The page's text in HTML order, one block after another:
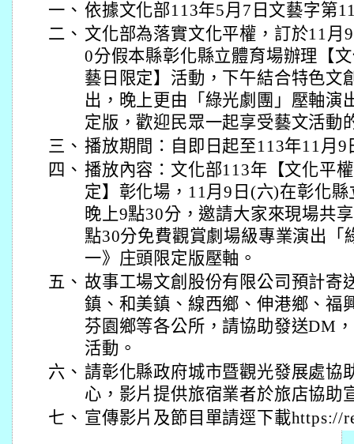
一、 依據文化部113年5月7日文藝字第
二、 文化部為落實文化平權，訂於11月
0分假本縣彰化縣立體育場辦理【
藝日限定】活動，下午結合特色文
出，晚上更由「綠光劇團」壓軸演
定版，歡迎民眾一起享受藝文活動
三、 播放期間：自即日起至113年11月
四、 播放內容：文化部113年【文化平
定】彰化場，11月9日(六)在彰化
晚上9點30分，邀請大家來現場共
點30分免費觀賞劇場級專業演出「
一》庄頭限定版壓軸。
五、 故事工場文創股份有限公司預計寄
鎮、和美鎮、線西鄉、伸港鄉、福
芬園鄉等各公所，請協助發送DM
活動。
六、 請彰化縣政府城市暨觀光發展處協
心，影片提供旅宿業者於旅店協助
七、 宣傳影片及節目單請逕下載https://